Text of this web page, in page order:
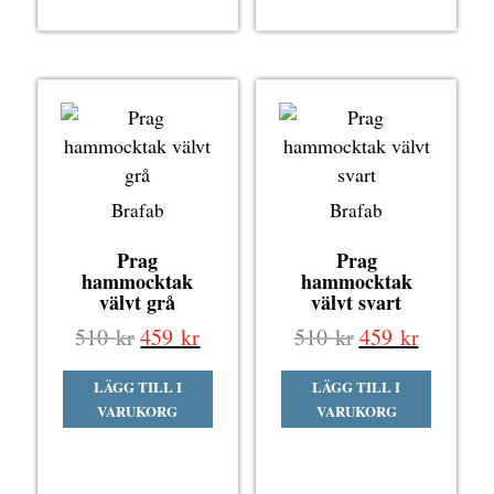
Brafab
Prag
hammocktak
välvt grå
510krDet
ursprungliga
priset
var:
459krDet
nuvarande
är:
LÄGG TILL I
VARUKORG
Brafab
Prag
hammocktak
välvt svart
510kr Det
ursprungliga
priset
var:
459 krDet
är:
LÄGG TILL I
VARUKORG